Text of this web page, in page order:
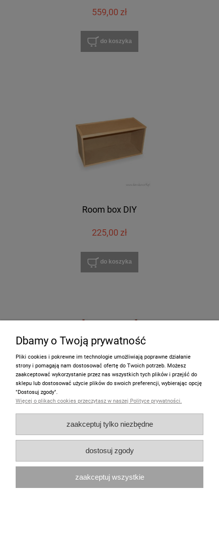
559,00 zł
do koszyka
Room box DIY
225,00 zł
do koszyka
Domek "Wentworth Court" NA ZAMÓWIENIE
1 150,00 zł
Dbamy o Twoją prywatność
Pliki cookies i pokrewne im technologie umożliwiają poprawne działanie
strony i pomagają nam dostosować ofertę do Twoich potrzeb. Możesz
zaakceptować wykorzystanie przez nas wszystkich tych plików i przejść do
sklepu lub dostosować użycie plików do swoich preferencji, wybierając opcję
"Dostosuj zgody".
Więcej o plikach cookies przeczytasz w naszej Polityce prywatności.
zaakceptuj tylko niezbędne
dostosuj zgody
zaakceptuj wszystkie